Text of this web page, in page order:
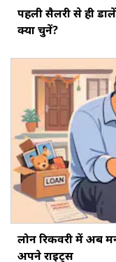
पहली सैलरी से ही
क्या चुनें?
लोन रिकवरी में अब
अपने राइट्स